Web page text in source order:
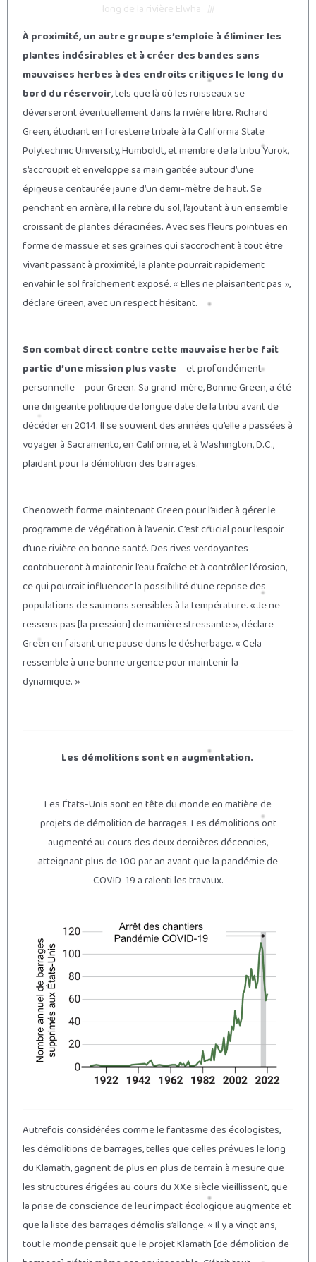
long de la rivière Elwha ///
À proximité, un autre groupe s’emploie à éliminer les
plantes indésirables et à créer des bandes sans
mauvaises herbes à des endroits critiques le long du
bord du réservoir, tels que là où les ruisseaux se
déverseront éventuellement dans la rivière libre. Richard
Green, étudiant en foresterie tribale à la California State
Polytechnic University, Humboldt, et membre de la tribu Yurok,
s’accroupit et enveloppe sa main gantée autour d’une
épineuse centaurée jaune d’un demi-mètre de haut. Se
penchant en arrière, il la retire du sol, l’ajoutant à un ensemble
croissant de plantes déracinées. Avec ses fleurs pointues en
forme de massue et ses graines qui s’accrochent à tout être
vivant passant à proximité, la plante pourrait rapidement
envahir le sol fraîchement exposé. « Elles ne plaisantent pas »,
déclare Green, avec un respect hésitant.
Son combat direct contre cette mauvaise herbe fait
partie d’une mission plus vaste– et profondément
personnelle – pour Green. Sa grand-mère, Bonnie Green, a été
une dirigeante politique de longue date de la tribu avant de
décéder en 2014. Il se souvient des années qu’elle a passées à
voyager à Sacramento, en Californie, et à Washington, D.C.,
plaidant pour la démolition des barrages.
Chenoweth forme maintenant Green pour l’aider à gérer le
programme de végétation à l’avenir. C’est crucial pour l’espoir
d’une rivière en bonne santé. Des rives verdoyantes
contribueront à maintenir l’eau fraîche et à contrôler l’érosion,
ce qui pourrait influencer la possibilité d’une reprise des
populations de saumons sensibles à la température. « Je ne
ressens pas [la pression] de manière stressante », déclare
Green en faisant une pause dans le désherbage. « Cela
ressemble à une bonne urgence pour maintenir la
dynamique. »
Les démolitions sont en augmentation.
Les États-Unis sont en tête du monde en matière de
projets de démolition de barrages. Les démolitions ont
augmenté au cours des deux dernières décennies,
atteignant plus de 100 par an avant que la pandémie de
COVID-19 a ralenti les travaux.
Autrefois considérées comme le fantasme des écologistes,
les démolitions de barrages, telles que celles prévues le long
du Klamath, gagnent de plus en plus de terrain à mesure que
les structures érigées au cours du XXe siècle vieillissent, que
la prise de conscience de leur impact écologique augmente et
que la liste des barrages démolis s’allonge. « Il y a vingt ans,
tout le monde pensait que le projet Klamath [de démolition de